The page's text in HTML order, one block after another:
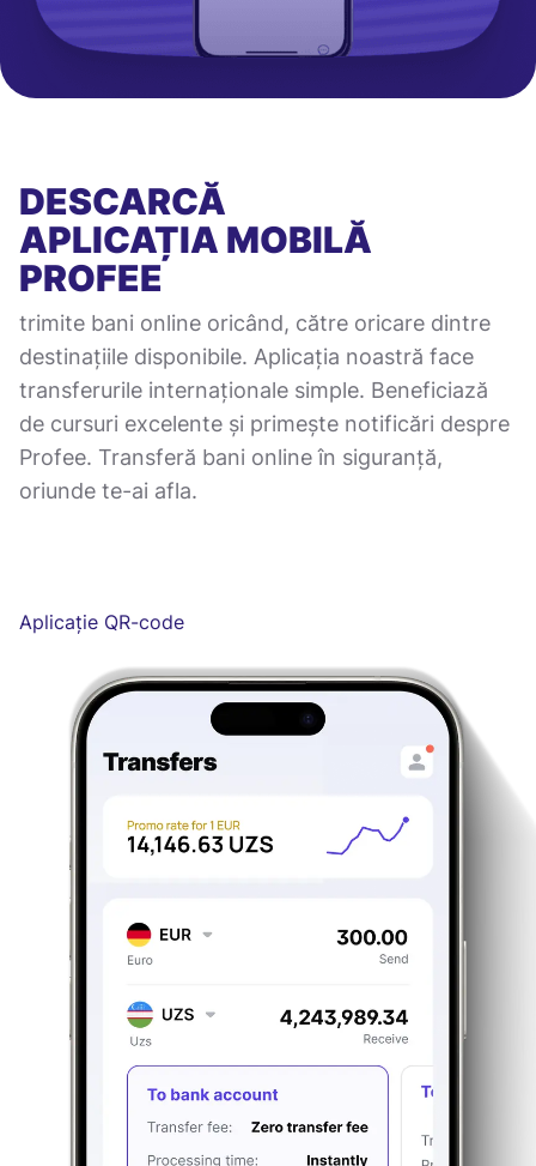
DESCARCĂ
APLICAȚIA MOBILĂ
PROFEE
trimite bani online oricând, către oricare dintre
destinațiile disponibile. Aplicația noastră face
transferurile internaționale simple. Beneficiază
de cursuri excelente și primește notificări despre
Profee. Transferă bani online în siguranță,
oriunde te-ai afla.
Aplicație QR-code